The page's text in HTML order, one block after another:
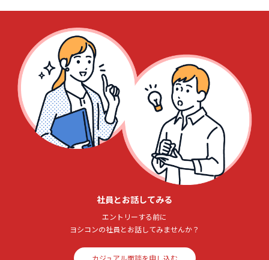
社員とお話してみる
エントリーする前に
ヨシコンの社員とお話してみませんか？